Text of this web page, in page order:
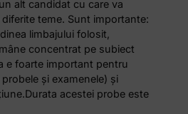
alt candidat cu care va
teme. Sunt importante:
limbajului folosit,
concentrat pe subiect
e foarte important pentru
și examenele) și
acestei probe este